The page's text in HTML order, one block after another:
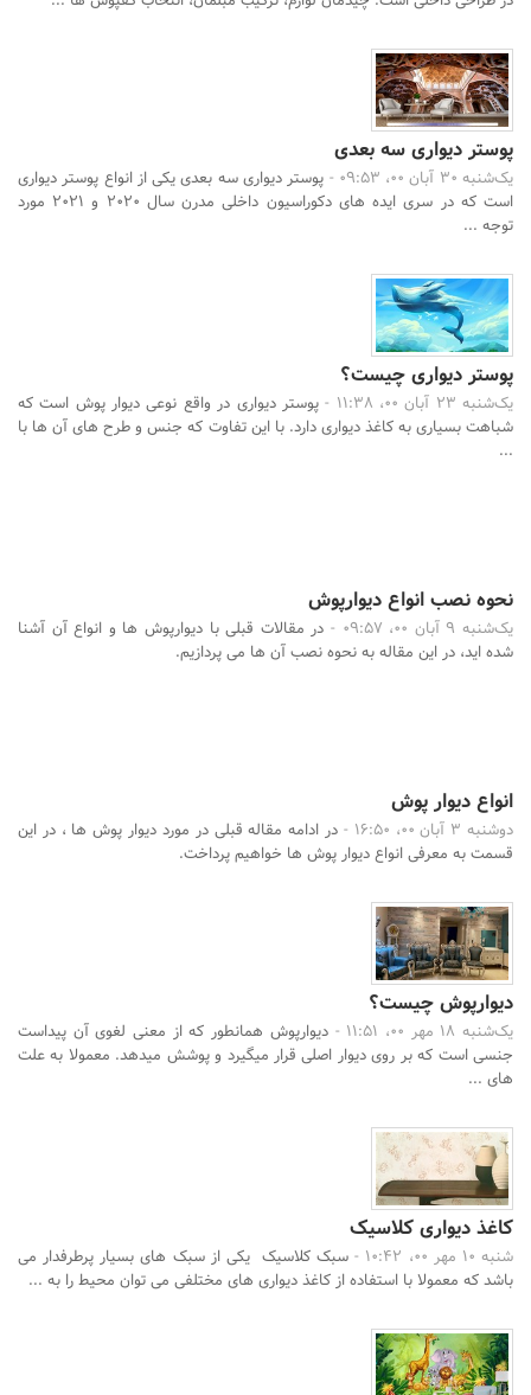
پوستر دیواری سه بعدی
یک‌شنبه 30 آبان 00، 09:53 -
پوستر دیواری سه بعدی یکی از انواع پوستر دیواری
است که در سری ایده های دکوراسیون داخلی مدرن سال 2020 و 2021 مورد
توجه ...
پوستر دیواری چیست؟
یک‌شنبه 23 آبان 00، 11:38 -
پوستر دیواری در واقع نوعی دیوار پوش است که
شباهت بسیاری به کاغذ دیواری دارد. با این تفاوت که جنس و طرح های آن ها با
...
نحوه نصب انواع دیوارپوش
یک‌شنبه 9 آبان 00، 09:57 -
در مقالات قبلی با دیوارپوش ها و انواع آن آشنا
شده اید، در این مقاله به نحوه نصب آن ها می پردازیم.
انواع دیوار پوش
دوشنبه 3 آبان 00، 16:50 -
در ادامه مقاله قبلی در مورد دیوار پوش ها ، در این
قسمت به معرفی انواع دیوار پوش ها خواهیم پرداخت.
دیوارپوش چیست؟
یک‌شنبه 18 مهر 00، 11:51 -
دیوارپوش همانطور که از معنی لغوی آن پیداست
جنسی است که بر روی دیوار اصلی قرار میگیرد و پوشش میدهد. معمولا به علت
های ...
کاغذ دیواری کلاسیک
شنبه 10 مهر 00، 10:42 -
سبک کلاسیک یکی از سبک های بسیار پرطرفدار می
باشد که معمولا با استفاده از کاغذ دیواری های مختلفی می توان محیط را به ...